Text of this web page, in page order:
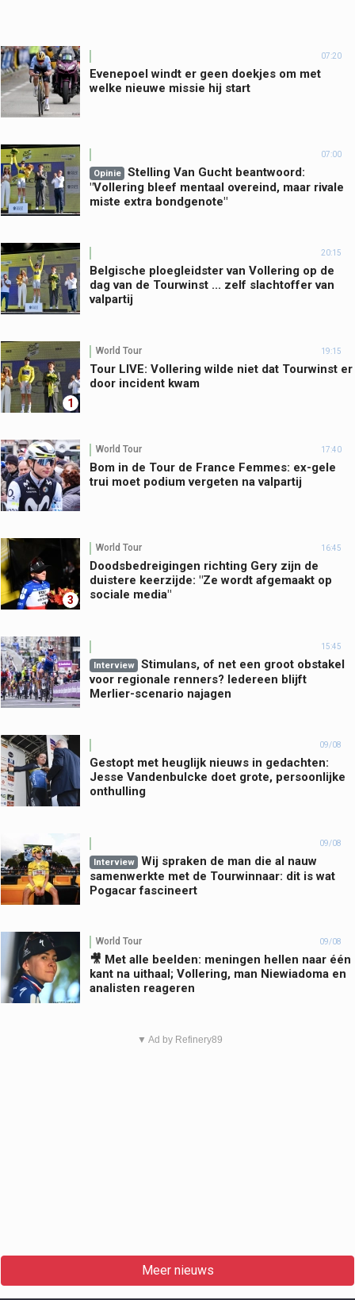
07:20
Evenepoel windt er geen doekjes om met
welke nieuwe missie hij start
07:00
Opinie
Stelling Van Gucht beantwoord:
"Vollering bleef mentaal overeind, maar rivale
miste extra bondgenote"
20:15
Belgische ploegleidster van Vollering op de
dag van de Tourwinst ... zelf slachtoffer van
valpartij
1
World Tour 19:15
Tour LIVE: Vollering wilde niet dat Tourwinst er
door incident kwam
World Tour 17:40
Bom in de Tour de France Femmes: ex-gele
trui moet podium vergeten na valpartij
3
World Tour 16:45
Doodsbedreigingen richting Gery zijn de
duistere keerzijde: "Ze wordt afgemaakt op
sociale media"
15:45
Interview
Stimulans, of net een groot obstakel
voor regionale renners? Iedereen blijft
Merlier-scenario najagen
09/08
Gestopt met heuglijk nieuws in gedachten:
Jesse Vandenbulcke doet grote, persoonlijke
onthulling
09/08
Interview
Wij spraken de man die al nauw
samenwerkte met de Tourwinnaar: dit is wat
Pogacar fascineert
World Tour 09/08
🎥 Met alle beelden: meningen hellen naar één
kant na uithaal; Vollering, man Niewiadoma en
analisten reageren
▼ Ad by Refinery89
Meer nieuws